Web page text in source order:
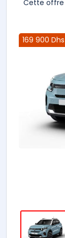
Cette offre
169 900 Dhs